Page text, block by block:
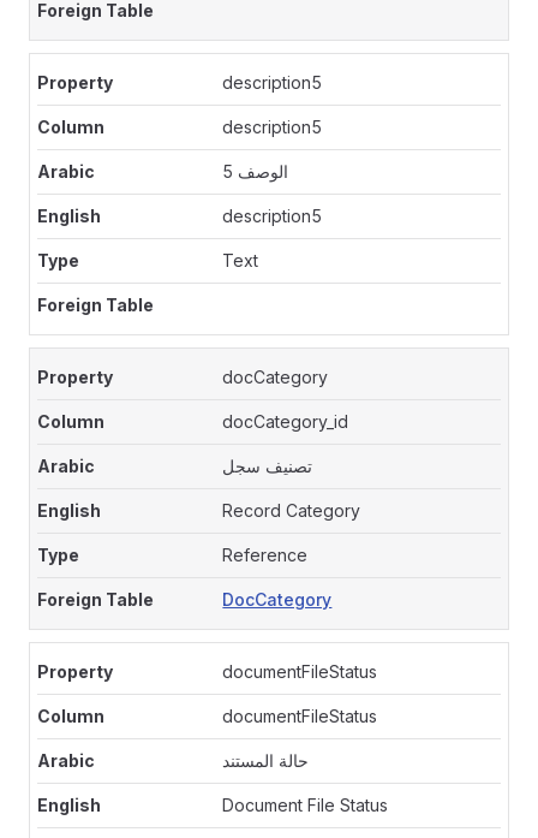
description5
description5
الوصف 5
description5
Text
docCategory
docCategory_id
تصنيف سجل
Record Category
Reference
DocCategory
documentFileStatus
documentFileStatus
حالة المستند
Document File Status